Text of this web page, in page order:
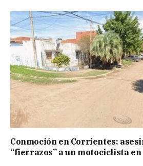
Conmoción en Corrientes:
“fierrazos” a un motociclista